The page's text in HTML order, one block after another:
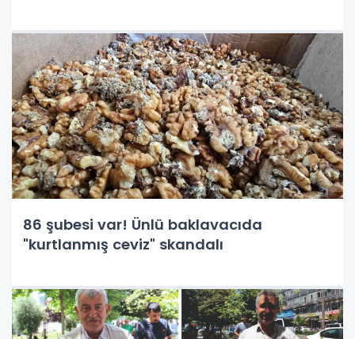
86 şubesi var! Ünlü baklavacıda
"kurtlanmış ceviz" skandalı